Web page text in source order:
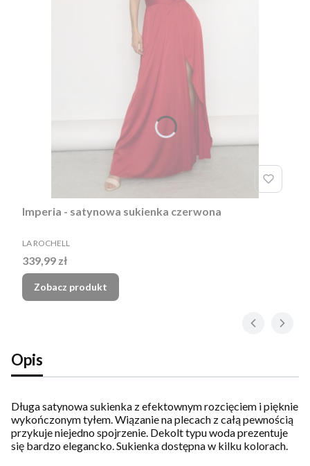
Imperia - satynowa sukienka czerwona
PRODUCENT
LA ROCHELL
Cena
339,99 zł
Zobacz produkt
Opis
Długa satynowa sukienka z efektownym rozcięciem i pięknie
wykończonym tyłem. Wiązanie na plecach z całą pewnością
przykuje niejedno spojrzenie. Dekolt typu woda prezentuje
się bardzo elegancko. Sukienka dostępna w kilku kolorach.